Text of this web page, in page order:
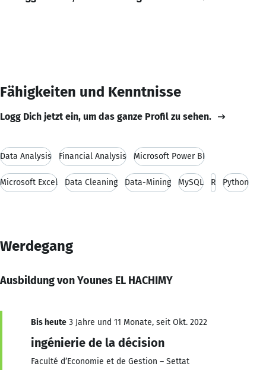
Fähigkeiten und Kenntnisse
Logg Dich jetzt ein, um das ganze Profil zu sehen.
Data Analysis Financial Analysis Microsoft Power BI
Microsoft Excel Data Cleaning Data-Mining MySQL R Python
Werdegang
Ausbildung von Younes EL HACHIMY
Bis heute 3 Jahre und 11 Monate, seit Okt. 2022
ingénierie de la décision
Faculté d’Economie et de Gestion – Settat